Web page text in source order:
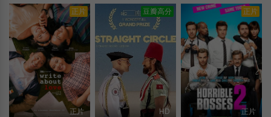
正片
正片
豆瓣高分
HD
正片
正片